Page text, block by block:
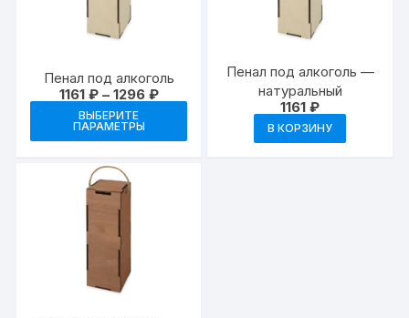
Пенал под алкоголь
1161 ₽ – 1296 ₽Диапазон
цен:
ВЫБЕРИТЕ
ПАРАМЕТРЫ
Пенал под алкоголь —
натуральный
1161₽
В КОРЗИНУ